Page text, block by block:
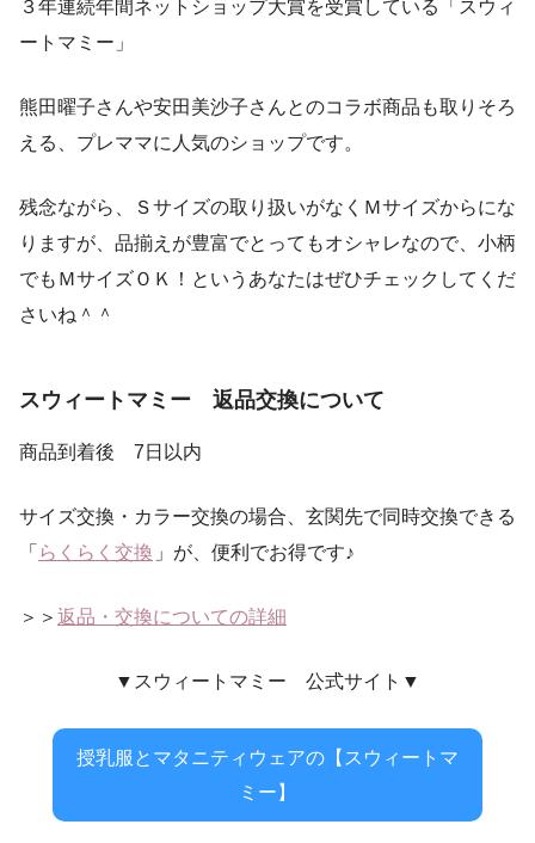
３年連続年間ネットショップ大賞を受賞している「スウィ
ートマミー」
熊田曜子さんや安田美沙子さんとのコラボ商品も取りそろ
える、プレママに人気のショップです。
残念ながら、Ｓサイズの取り扱いがなくＭサイズからにな
りますが、品揃えが豊富でとってもオシャレなので、小柄
でもＭサイズＯＫ！というあなたはぜひチェックしてくだ
さいね＾＾
スウィートマミー 返品交換について
商品到着後 7日以内
サイズ交換・カラー交換の場合、玄関先で同時交換できる
「 らくらく交換 」が、便利でお得です♪
＞＞ 返品・交換についての詳細
▼スウィートマミー 公式サイト▼
授乳服とマタニティウェアの【スウィートマ
ミー】